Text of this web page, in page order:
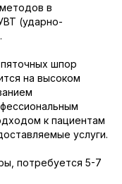
в
(ударно-
шпор
на высоком
к пациентам
услуги.
потребуется 5-7